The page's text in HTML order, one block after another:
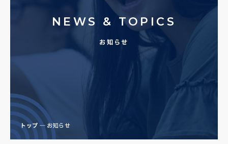
NEWS & TOPICS
お知らせ
トップ お知らせ